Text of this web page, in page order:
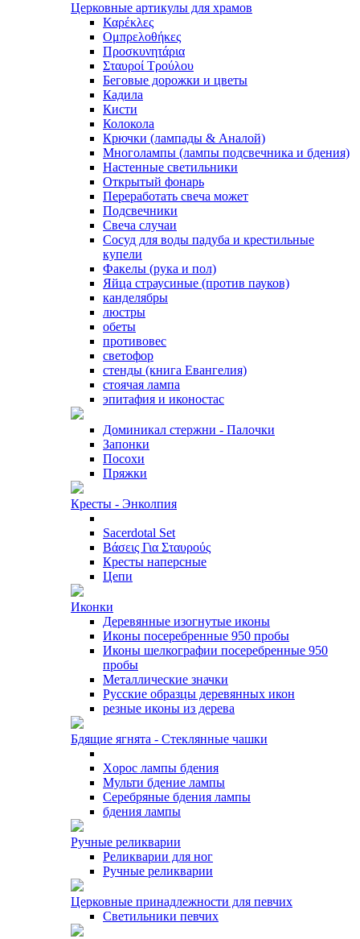
Церковные артикулы для храмов
Καρέκλες
Ομπρελοθήκες
Προσκυνητάρια
Σταυροί Τρούλου
Беговые дорожки и цветы
Кадила
Кисти
Колокола
Крючки (лампады & Аналой)
Многолампы (лампы подсвечника и бдения)
Настенные светильники
Открытый фонарь
Переработать свеча может
Подсвечники
Свеча случаи
Сосуд для воды падуба и крестильные
купели
Факелы (рука и пол)
Яйца страусиные (против пауков)
канделябры
люстры
обеты
противовес
светофор
стенды (книга Евангелия)
стоячая лампа
эпитафия и иконостас
Доминикал стержни - Палочки
Запонки
Посохи
Пряжки
Кресты - Энколпия
Sacerdotal Set
Βάσεις Για Σταυρούς
Кресты наперсные
Цепи
Иконки
Деревянные изогнутые иконы
Иконы посеребренные 950 пробы
Иконы шелкографии посеребренные 950
пробы
Металлические значки
Русские образцы деревянных икон
резные иконы из дерева
Бдящие ягнята - Стеклянные чашки
Xорос лампы бдения
Мульти бдение лампы
Серебряные бдения лампы
бдения лампы
Ручные реликварии
Реликварии для ног
Ручные реликварии
Церковные принадлежности для певчих
Светильники певчих